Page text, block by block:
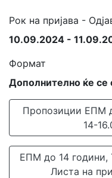
Рок на пријава -
10.09.2024 -
Формат
Дополнително ќе се
Пропозиции ЕПМ
14-
ЕПМ до 14 години,
Листа на